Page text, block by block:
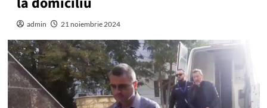
admin 21 noiembrie 2024